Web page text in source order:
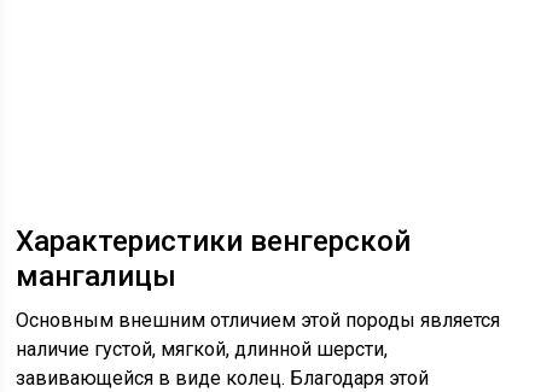
Характеристики венгерской
мангалицы
Основным внешним отличием этой породы является
наличие густой, мягкой, длинной шерсти,
завивающейся в виде колец. Благодаря этой